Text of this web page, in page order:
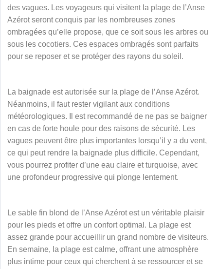
des vagues. Les voyageurs qui visitent la plage de l’Anse
Azérot seront conquis par les nombreuses zones
ombragées qu’elle propose, que ce soit sous les arbres ou
sous les cocotiers. Ces espaces ombragés sont parfaits
pour se reposer et se protéger des rayons du soleil.
La baignade est autorisée sur la plage de l’Anse Azérot.
Néanmoins, il faut rester vigilant aux conditions
météorologiques. Il est recommandé de ne pas se baigner
en cas de forte houle pour des raisons de sécurité. Les
vagues peuvent être plus importantes lorsqu’il y a du vent,
ce qui peut rendre la baignade plus difficile. Cependant,
vous pourrez profiter d’une eau claire et turquoise, avec
une profondeur progressive qui plonge lentement.
Le sable fin blond de l’Anse Azérot est un véritable plaisir
pour les pieds et offre un confort optimal. La plage est
assez grande pour accueillir un grand nombre de visiteurs.
En semaine, la plage est calme, offrant une atmosphère
plus intime pour ceux qui cherchent à se ressourcer et se